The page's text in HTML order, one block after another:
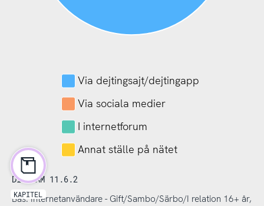
Via dejtingsajt/dejtingapp
Via sociala medier
I internetforum
Annat ställe på nätet
DIAGRAM 11.6.2
Bas: Internetanvändare - Gift/Sambo/Särbo/I relation 16+ år,
KAPITEL